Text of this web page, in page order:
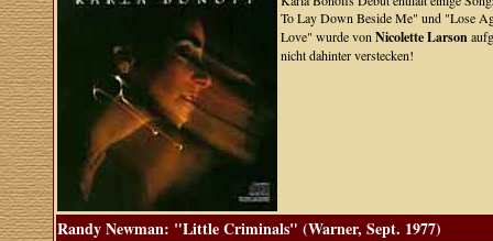
To Lay Down Beside Me" und "Lose
Love" wurde von Nicolette Larson
nicht dahinter verstecken!
Randy Newman: "Little Criminals" (Warner, Sept. 1977)